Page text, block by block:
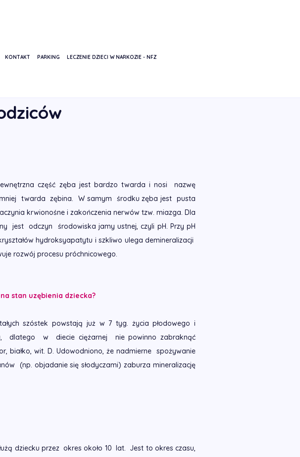
KONTAKT PARKING LECZENIE DZIECI W NARKOZIE - NFZ
część zęba jest bardzo twarda i nosi nazwę
mniej twarda zębina. W samym środku zęba jest pusta
krwionośne i zakończenia nerwów tzw. miazga. Dla
jest odczyn środowiska jamy ustnej, czyli pH. Przy pH
hydroksyapatytu i szkliwo ulega demineralizacji
rozwój procesu próchnicowego.
stan uzębienia dziecka?
szóstek powstają już w 7 tyg. życia płodowego i
dlatego w diecie ciężarnej nie powinno zabraknąć
białko, wit. D. Udowodniono, że nadmierne spożywanie
(np. objadanie się słodyczami) zaburza mineralizację
dziecku przez okres około 10 lat. Jest to okres czasu,